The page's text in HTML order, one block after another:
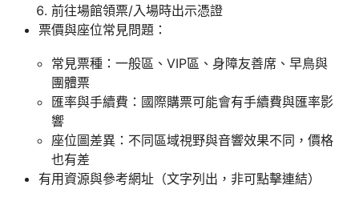
前往場館領票/入場時出示憑證
票價與座位常見問題：
常見票種：一般區、VIP區、身障友善席、早鳥與
團體票
匯率與手續費：國際購票可能會有手續費與匯率影
響
座位圖差異：不同區域視野與音響效果不同，價格
也有差
有用資源與參考網址（文字列出，非可點擊連結）